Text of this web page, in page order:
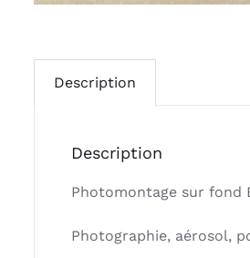
Description
Description
Photomontage sur fond
Photographie, aérosol,